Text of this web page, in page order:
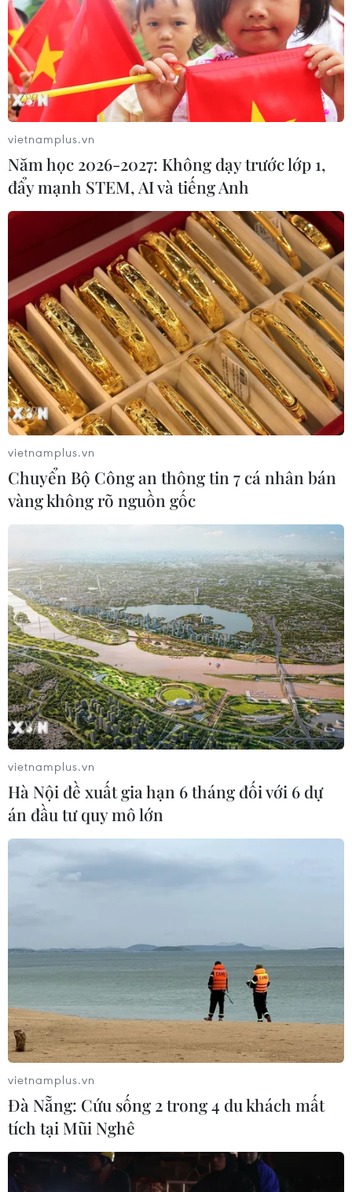
Xét nghiệm SARS-CoV-2 cho người chấp
hành xong án phạt tù ở Chí Linh
Phó Thủ tướng Vũ Đức Đam yêu cầu UBND tỉnh Hải
Dương tạo điều kiện cho trại giam Hoàng Tiến đưa
người chấp hành xong án phạt tù, có kết quả xét
nghiệm SARS-CoV-2 âm tính trở về cư trú tại địa
phương.
Việt Nam ghi nhận thêm hai ca mắc mới
COVID-19 trong sáng 24/2
23/02/2021 23:14
Sáng 24/2, Việt Nam ghi nhận thêm 2 ca mắc mới
COVID-19, là các trường hợp F1 liên quan đến ổ dịch tại
Công ty TNHH điện tử Poyun (thành phố Chí Linh), đều
đã được cách ly tập trung trước đó.
vietnamplus.vn
Năm học 2026-2027: Không dạy trước lớp 1,
đẩy mạnh STEM, AI và tiếng Anh
vietnamplus.vn
Chuyển Bộ Công an thông tin 7 cá nhân bán
vàng không rõ nguồn gốc
vietnamplus.vn
Hà Nội đề xuất gia hạn 6 tháng đối với 6 dự
án đầu tư quy mô lớn
vietnamplus.vn
Đà Nẵng: Cứu sống 2 trong 4 du khách mất
tích tại Mũi Nghê